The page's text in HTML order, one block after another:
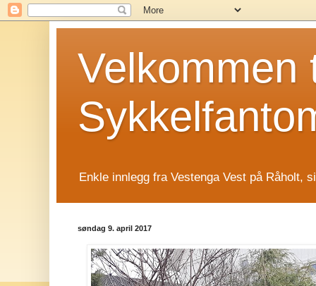
Velkommen
Enkle innlegg fra Vestenga Vest på Råholt,
søndag 9. april 2017